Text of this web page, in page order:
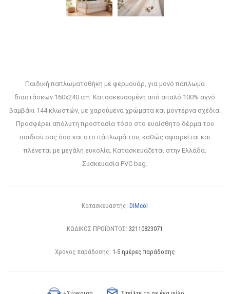
Παιδική παπλωματοθήκη με φερμουάρ, για μονό πάπλωμα
διαστάσεων 160x240 cm. Κατασκευασμένη από απαλό 100% αγνό
βαμβάκι 144 κλωστών, με χαρούμενα χρώματα και μοντέρνα σχέδια.
Προσφέρει απόλυτη προστασία τόσο στο ευαίσθητο δέρμα του
παιδιού σας όσο και στο πάπλωμά του, καθώς αφαιρείται και
πλένεται με μεγάλη ευκολία. Κατασκευάζεται στην Ελλάδα.
Συσκευασία PVC bag.
Κατασκευαστής: DIMcol
ΚΩΔΙΚΟΣ ΠΡΟΪΟΝΤΟΣ: 32110823071
Χρόνος παράδοσης: 1-5 ημέρες παράδοσης